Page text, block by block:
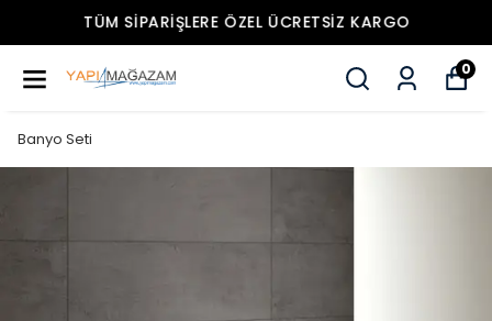
TÜM SIPARIŞLERE ÖZEL ÜCRETSIZ KARGO
0
Banyo Seti